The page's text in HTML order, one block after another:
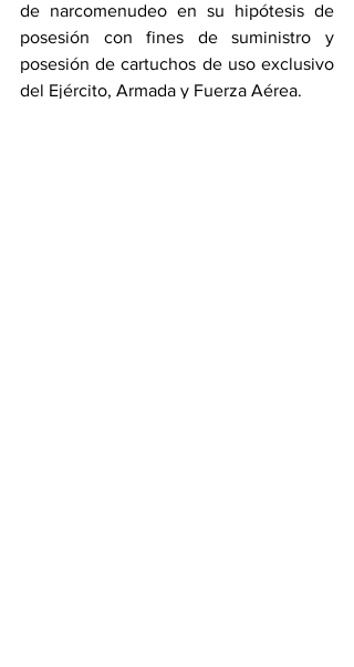
de narcomenudeo en su hipótesis de
posesión con fines de suministro y
posesión de cartuchos de uso exclusivo
del Ejército, Armada y Fuerza Aérea.